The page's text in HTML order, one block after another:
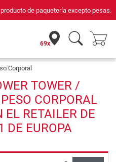
de paquetería excepto pesas.
69x
Corporal
TOWER /
CORPORAL
EL RETAILER DE
DE EUROPA